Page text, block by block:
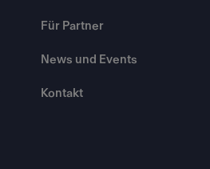
Für Partner
News und Events
Kontakt